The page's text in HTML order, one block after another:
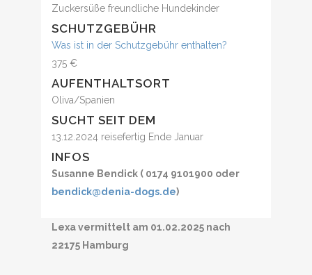
Zuckersüße freundliche Hundekinder
SCHUTZGEBÜHR
Was ist in der Schutzgebühr enthalten?
375 €
AUFENTHALTSORT
Oliva/Spanien
SUCHT SEIT DEM
13.12.2024 reisefertig Ende Januar
INFOS
Susanne Bendick ( 0174 9101900 oder
bendick@denia-dogs.de)
Lexa vermittelt am 01.02.2025 nach
22175 Hamburg